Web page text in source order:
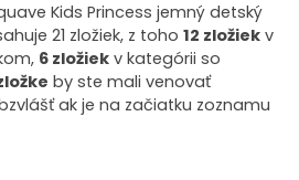
Kids Princess jemný detský
21 zložiek, z toho12 zložiek v
6 zložiek v kategórii so
by ste mali venovať
ak je na začiatku zoznamu